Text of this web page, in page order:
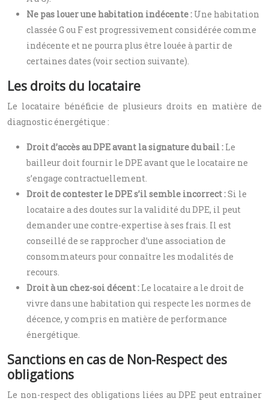
Ne pas louer une habitation indécente : Une habitation
classée G ou F est progressivement considérée comme
indécente et ne pourra plus être louée à partir de
certaines dates (voir section suivante).
Les droits du locataire
Le locataire bénéficie de plusieurs droits en matière de
diagnostic énergétique :
Droit d’accès au DPE avant la signature du bail : Le
bailleur doit fournir le DPE avant que le locataire ne
s’engage contractuellement.
Droit de contester le DPE s’il semble incorrect :Si le
locataire a des doutes sur la validité du DPE, il peut
demander une contre-expertise à ses frais. Il est
conseillé de se rapprocher d’une association de
consommateurs pour connaître les modalités de
recours.
Droit à un chez-soi décent : Le locataire a le droit de
vivre dans une habitation qui respecte les normes de
décence, y compris en matière de performance
énergétique.
Sanctions en cas de Non-Respect des
obligations
Le non-respect des obligations liées au DPE peut entraîner